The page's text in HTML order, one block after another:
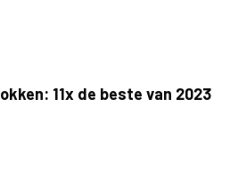
11x de beste van 2023